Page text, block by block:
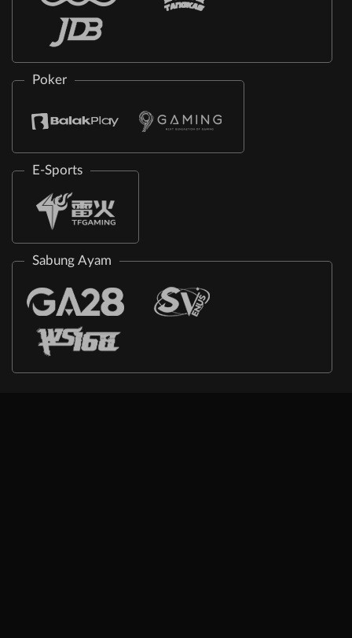
Poker
E-Sports
Sabung Ayam